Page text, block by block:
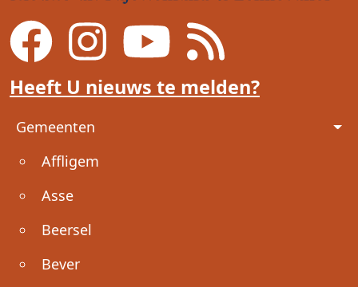
Heeft U nieuws te melden?
Voet
Gemeenten
Affligem
Asse
Beersel
Bever